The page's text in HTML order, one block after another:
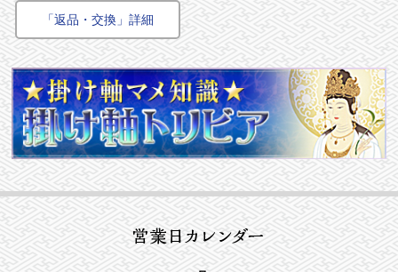
「返品・交換」詳細